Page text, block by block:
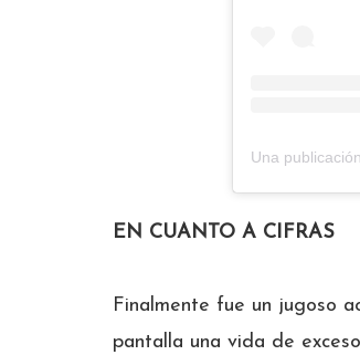
Una
EN CUANTO A CIFRAS
Finalmente fue un jugoso
pantalla una vida de